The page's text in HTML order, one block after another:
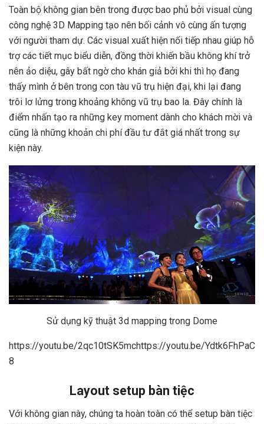
Toàn bộ không gian bên trong được bao phủ bởi visual cùng
công nghệ 3D Mapping tạo nên bối cảnh vô cùng ấn tượng
với người tham dự. Các visual xuất hiện nối tiếp nhau giúp hỗ
trợ các tiết mục biểu diễn, đồng thời khiến bầu không khí trở
nên ảo diệu, gây bất ngờ cho khán giả bởi khi thì họ đang
thấy mình ở bên trong con tàu vũ trụ hiện đại, khi lại đang
trôi lơ lửng trong khoảng không vũ trụ bao la. Đây chính là
điểm nhấn tạo ra những key moment dành cho khách mời và
cũng là những khoản chi phí đầu tư đắt giá nhất trong sự
kiện này.
Sử dụng kỹ thuật 3d mapping trong Dome
https://youtu.be/2qc10tSK5mchttps://youtu.be/Ydtk6FhPaC
8
Layout setup bàn tiệc
Với không gian này, chúng ta hoàn toàn có thể setup bàn tiệc